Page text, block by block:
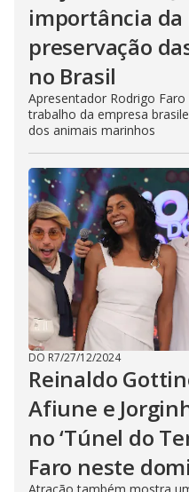
importância da
preservação
no Brasil
Apresentador Rodrigo
trabalho da empresa
dos animais marinhos
DO R7/27/12/2024
Reinaldo
Afiune e
no ‘Túnel do
Faro neste